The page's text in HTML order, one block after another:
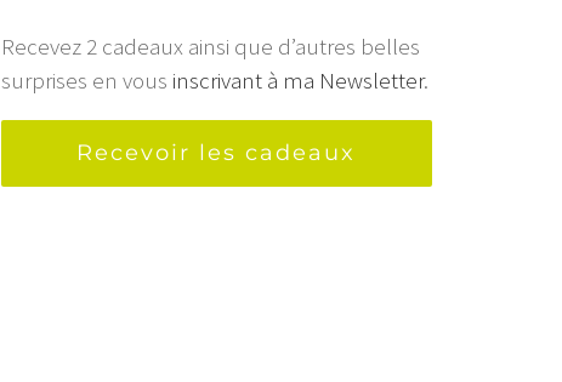
Recevez 2 cadeaux ainsi que d’autres belles
surprises en vous inscrivant à ma Newsletter.
Recevoir les cadeaux